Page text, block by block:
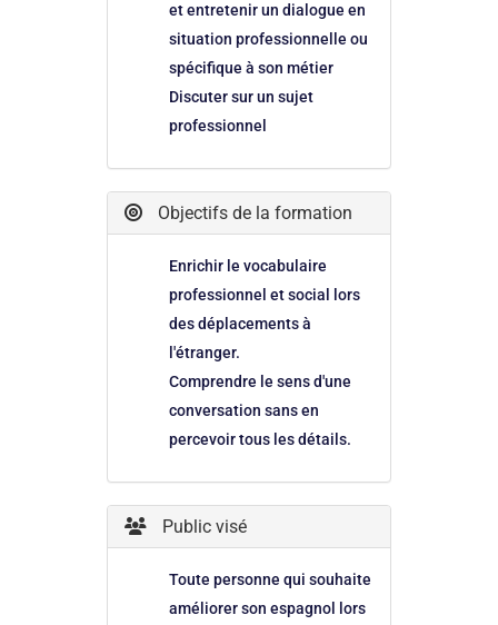
et entretenir un dialogue en
situation professionnelle ou
spécifique à son métier
Discuter sur un sujet
professionnel
Objectifs de la formation
Enrichir le vocabulaire
professionnel et social lors
des déplacements à
l'étranger.
Comprendre le sens d'une
conversation sans en
percevoir tous les détails.
Public visé
Toute personne qui souhaite
améliorer son espagnol lors